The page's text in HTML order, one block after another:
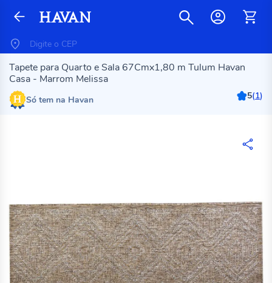
Tapete para Quarto e Sala 67Cmx1,80 m Tulum Havan
Casa - Marrom Melissa
Só tem na Havan 5(1)